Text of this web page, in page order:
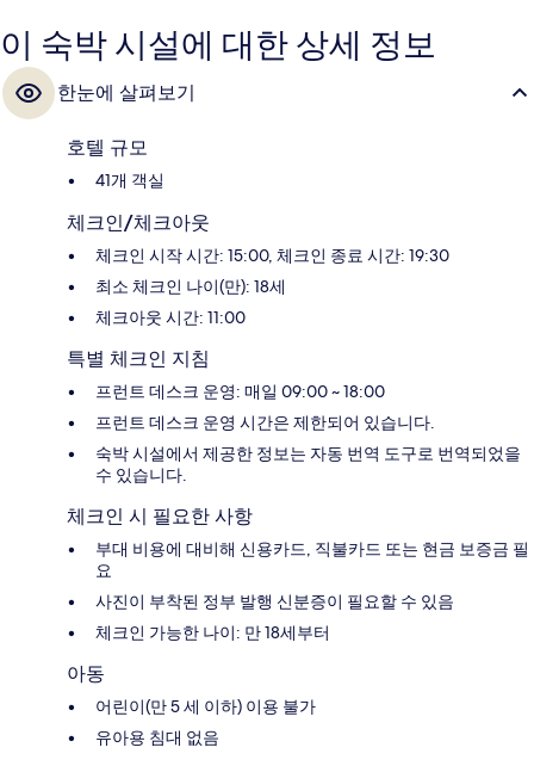
이 숙박 시설에 대한 상세 정보
한눈에 살펴보기
호텔 규모
41개 객실
체크인/체크아웃
체크인 시작 시간: 15:00, 체크인 종료 시간: 19:30
최소 체크인 나이(만): 18세
체크아웃 시간: 11:00
특별 체크인 지침
프런트 데스크 운영: 매일 09:00 ~ 18:00
프런트 데스크 운영 시간은 제한되어 있습니다.
숙박 시설에서 제공한 정보는 자동 번역 도구로 번역되었을
수 있습니다.
체크인 시 필요한 사항
부대 비용에 대비해 신용카드, 직불카드 또는 현금 보증금 필
요
사진이 부착된 정부 발행 신분증이 필요할 수 있음
체크인 가능한 나이: 만 18세부터
아동
어린이(만 5 세 이하) 이용 불가
유아용 침대 없음